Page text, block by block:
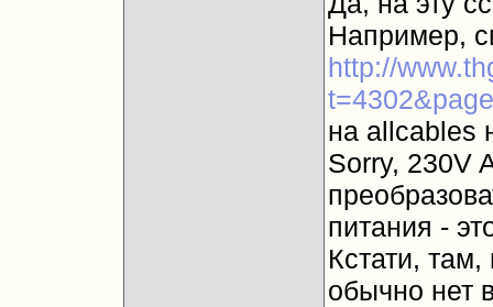
Например,
http://
на allcables
Sorry, 230V
питания -
Кстати,
обычно нет